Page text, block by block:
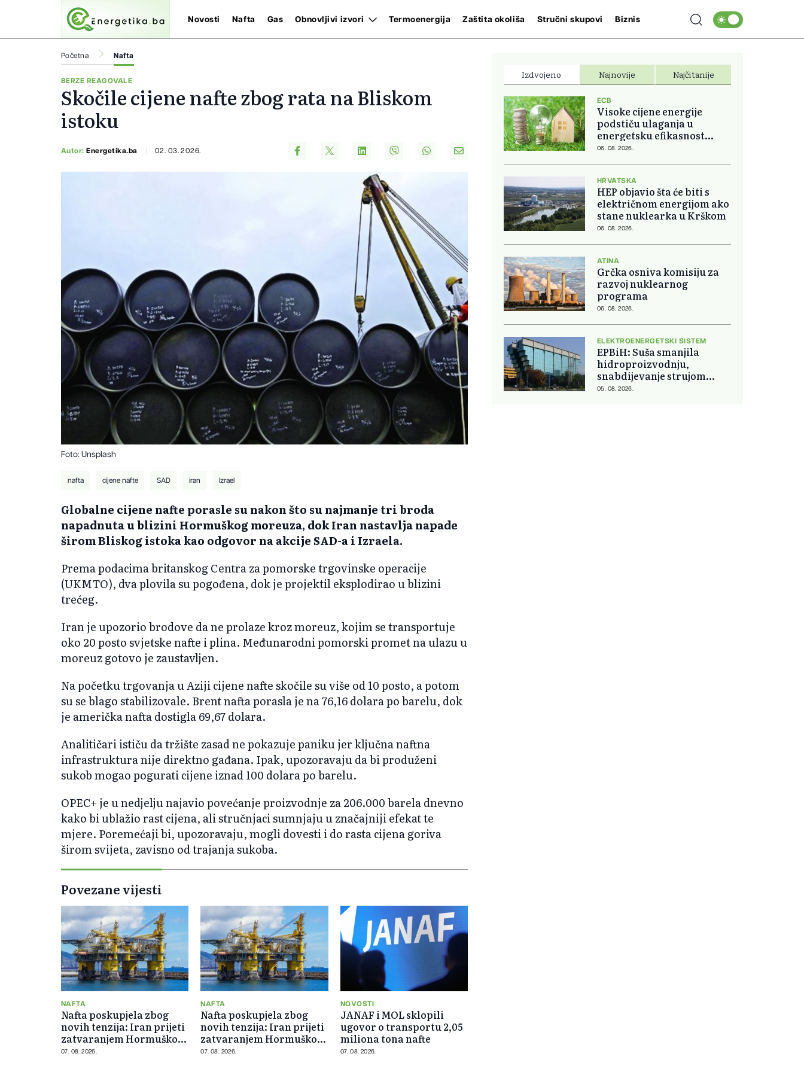
Novosti Nafta Gas Obnovljivi izvori Termoenergija Zaštita okoliša Stručni skupovi Biznis
Početna Nafta
BERZE REAGOVALE
Skočile cijene nafte zbog rata na Bliskom
istoku
Autor:Energetika.ba 02. 03. 2026.
Foto: Unsplash
nafta cijene nafte SAD iran Izrael
Globalne cijene nafte porasle su nakon što su najmanje tri broda
napadnuta u blizini Hormuškog moreuza, dok Iran nastavlja napade
širom Bliskog istoka kao odgovor na akcije SAD-a i Izraela.
Prema podacima britanskog Centra za pomorske trgovinske operacije
(UKMTO), dva plovila su pogođena, dok je projektil eksplodirao u blizini
trećeg.
Iran je upozorio brodove da ne prolaze kroz moreuz, kojim se transportuje
oko 20 posto svjetske nafte i plina. Međunarodni pomorski promet na ulazu u
moreuz gotovo je zaustavljen.
Na početku trgovanja u Aziji cijene nafte skočile su više od 10 posto, a potom
su se blago stabilizovale. Brent nafta porasla je na 76,16 dolara po barelu, dok
je američka nafta dostigla 69,67 dolara.
Analitičari ističu da tržište zasad ne pokazuje paniku jer ključna naftna
infrastruktura nije direktno gađana. Ipak, upozoravaju da bi produženi
sukob mogao pogurati cijene iznad 100 dolara po barelu.
OPEC+ je u nedjelju najavio povećanje proizvodnje za 206.000 barela dnevno
kako bi ublažio rast cijena, ali stručnjaci sumnjaju u značajniji efekat te
mjere. Poremećaji bi, upozoravaju, mogli dovesti i do rasta cijena goriva
širom svijeta, zavisno od trajanja sukoba.
Povezane vijesti
NAFTA
Nafta poskupjela zbog
novih tenzija: Iran prijeti
zatvaranjem Hormuškog
moreuza
07. 08. 2026.
NAFTA
Nafta poskupjela zbog
novih tenzija: Iran prijeti
zatvaranjem Hormuškog
moreuza
07. 08. 2026.
NOVOSTI
JANAF i MOL sklopili
ugovor o transportu 2,05
miliona tona nafte
07. 08. 2026.
Izdvojeno Najnovije Najčitanije
ECB
Visoke cijene energije
podstiču ulaganja u
energetsku efikasnost
domova
06. 08. 2026.
HRVATSKA
HEP objavio šta će biti s
električnom energijom ako
stane nuklearka u Krškom
06. 08. 2026.
ATINA
Grčka osniva komisiju za
razvoj nuklearnog
programa
06. 08. 2026.
ELEKTROENERGETSKI SISTEM
EPBiH: Suša smanjila
hidroproizvodnju,
snabdijevanje strujom
ostaje stabilno
05. 08. 2026.